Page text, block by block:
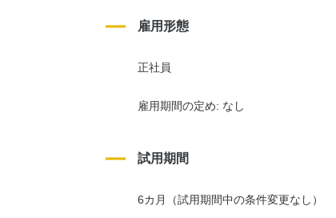
雇用形態
正社員
雇用期間の定め: なし
試用期間
6カ月（試用期間中の条件変更なし）